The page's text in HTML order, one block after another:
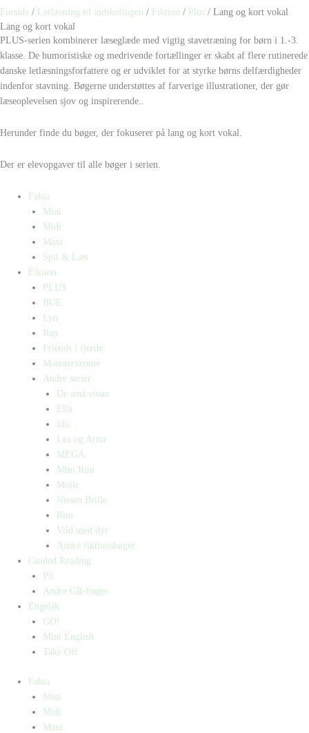
Forside / Letlæsning til indskolingen / Fiktion / Plus / Lang og kort vokal
Lang og kort vokal
PLUS-serien kombinerer læseglæde med vigtig stavetræning for børn i 1.-3.
klasse. De humoristiske og medrivende fortællinger er skabt af flere rutinerede
danske letlæsningsforfattere og er udviklet for at styrke børns delfærdigheder
indenfor stavning. Bøgerne understøttes af farverige illustrationer, der gør
læseoplevelsen sjov og inspirerende..
Herunder finde du bøger, der fokuserer på lang og kort vokal.
Der er elevopgaver til alle bøger i serien.
Fakta
Mini
Midi
Maxi
Spil & Læs
Fiktion
PLUS
BUE
Lyn
Rap
Friends i fjerde
Monstervenner
Andre serier
De små vitser
Ella
Ida
Lea og Artur
MEGA
Mini Rim
Molle
Nissen Brille
Rim
Vild med dyr
Andre fiktionsbøger
Guided Reading
Pil
Andre GR-bøger
Engelsk
GO!
Mini English
Take Off
Fakta
Mini
Midi
Maxi